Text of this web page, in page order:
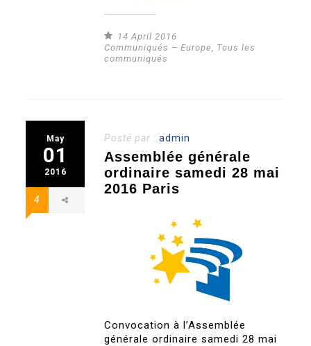
14 April 2016
Communiqués – Europe
Tous les
communiqués
May
01
2016
4
Posté par :admin
Assemblée générale
ordinaire samedi 28 mai
2016 Paris
Convocation à l’Assemblée
générale ordinaire samedi 28 mai